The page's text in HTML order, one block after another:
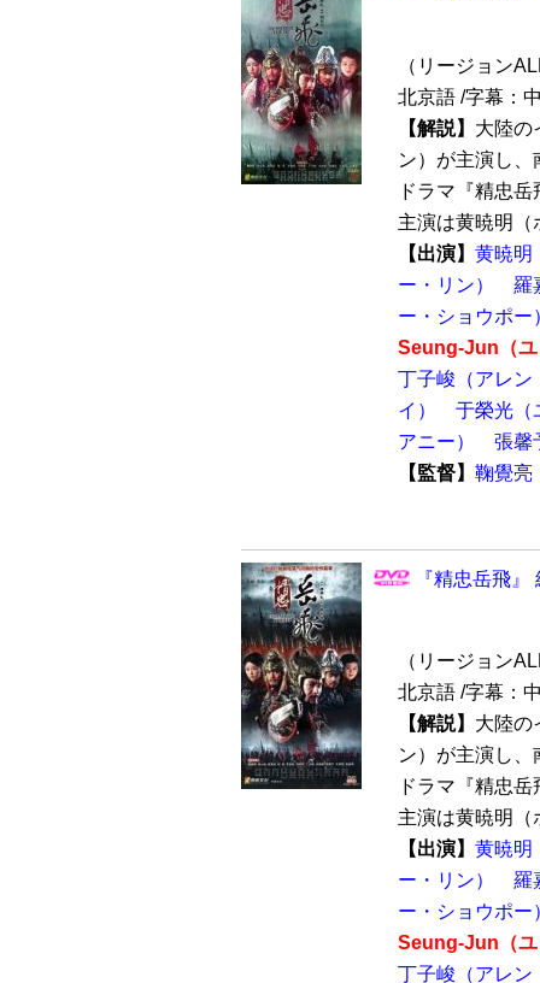
（リージョン
北京語 /字幕：
【解説】 大陸の
ン）が主演し
ドラマ『精忠
主演は黄暁明（
【出演】 黄暁明
ー・リン）
羅
ー・ショウポー
Seung-Jun（ユ
丁子峻（アレン
イ）
于榮光（
アニー）
張馨
【監督】 鞠覺亮
『精忠岳飛
（リージョン
北京語 /字幕：
【解説】 大陸の
ン）が主演し
ドラマ『精忠
主演は黄暁明（
【出演】 黄暁明
ー・リン）
羅
ー・ショウポー
Seung-Jun（ユ
丁子峻（アレン